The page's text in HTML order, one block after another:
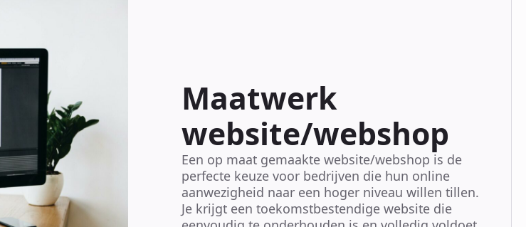
Maatwerk
website/webshop
Een op maat gemaakte website/webshop is de
perfecte keuze voor bedrijven die hun online
aanwezigheid naar een hoger niveau willen tillen.
Je krijgt een toekomstbestendige website die